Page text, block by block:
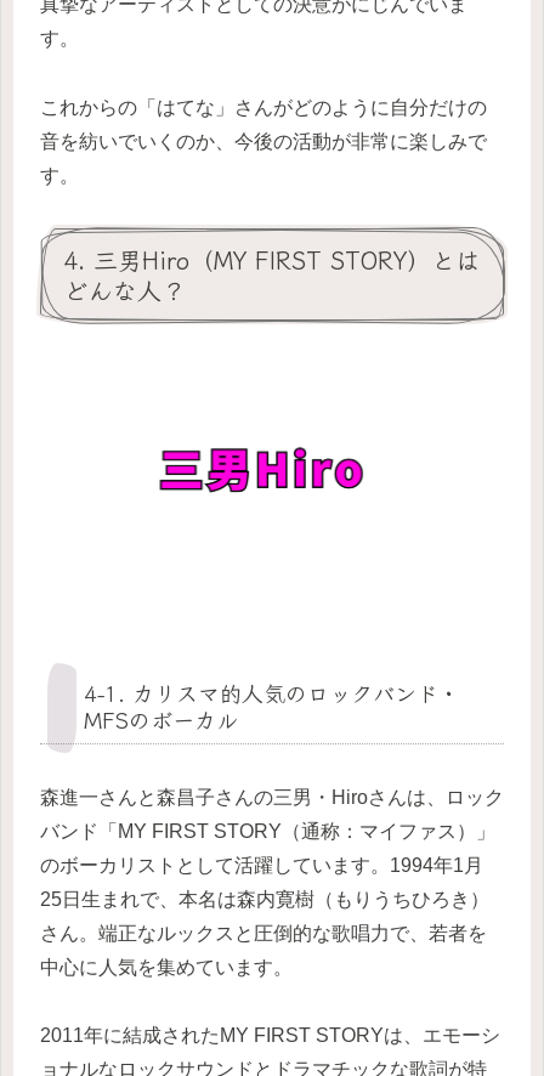
真摯なアーティストとしての決意がにじんでいま
す。
これからの「はてな」さんがどのように自分だけの
音を紡いでいくのか、今後の活動が非常に楽しみで
す。
4. 三男Hiro（MY FIRST STORY）とは
どんな人？
4-1. カリスマ的人気のロックバンド・
MFSのボーカル
森進一さんと森昌子さんの三男・Hiroさんは、ロック
バンド「MY FIRST STORY（通称：マイファス）」
のボーカリストとして活躍しています。1994年1月
25日生まれで、本名は森内寛樹（もりうちひろき）
さん。端正なルックスと圧倒的な歌唱力で、若者を
中心に人気を集めています。
2011年に結成されたMY FIRST STORYは、エモーシ
ョナルなロックサウンドとドラマチックな歌詞が特